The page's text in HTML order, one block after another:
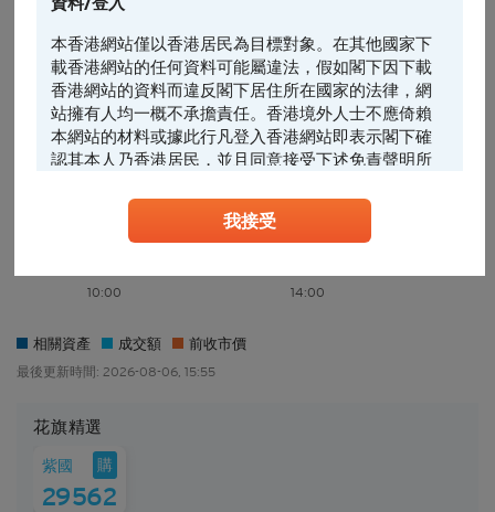
本香港網站僅以香港居民為目標對象。在其他國家下
載香港網站的任何資料可能屬違法，假如閣下因下載
香港網站的資料而違反閣下居住所在國家的法律，網
站擁有人均一概不承擔責任。香港境外人士不應倚賴
本網站的材料或據此行凡登入香港網站即表示閣下確
認其本人乃香港居民，並且同意接受下述免責聲明所
任何人士登入本香港網站或可能管有其中所載材料，
應當查明及遵照任何適用的限制（包括本文所載
擁有人絕不承擔責任。本香港網站所載的任何資料嚴
的地區複製、分發、傳送、披露或發佈給當地人士，
特別要注意的是，本網站所載的資料不得帶進或傳送
的法律及法規，本香港網站的內容僅為香港居民而
設， 閣下不應在香港境外登入、瀏覽本香港網站及/
或下載當中任何內容。
我接受
紫國成交額(千萬港元)
10:00 14:00
10:00 14:00
10:00
130
128
32
相關資產 成交額 前收市價
最後更新時間: 2026-08-06, 15:55
花旗精選
紫國 購
29562